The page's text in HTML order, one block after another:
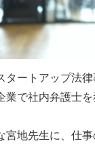
タートアップ法
業で社内弁護士
宮地先生に、仕